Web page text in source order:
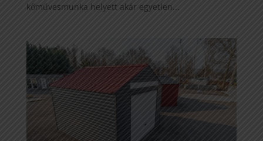
kőművesmunka helyett akár egyetlen...